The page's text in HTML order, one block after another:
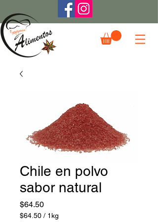
Chile en polvo
sabor natural
$64.50Precio
$64.50 / 1kg